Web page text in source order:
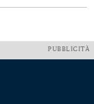
PUBBLICITÀ